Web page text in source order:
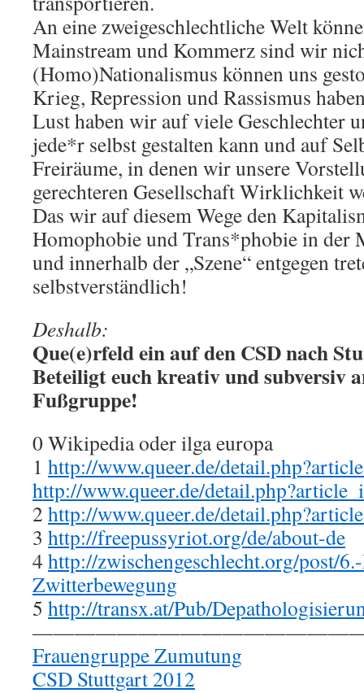
An eine zweigeschlechtliche Welt
Mainstream und Kommerz sind wir
(Homo)Nationalismus können uns
Krieg, Repression und Rassismus
Lust haben wir auf viele Geschlechter
jede*r selbst gestalten kann und auf
Freiräume, in denen wir unsere
gerechteren Gesellschaft Wirklichkeit
Das wir auf diesem Wege den
Homophobie und Trans*phobie in der
und innerhalb der „Szene“ entgegen
selbstverständlich!
Deshalb:
Que(e)rfeld ein auf den CSD nach
Beteiligt euch kreativ und subversiv
Fußgruppe!
0 Wikipedia oder ilga europa
1 http://www.queer.de/
http://www.queer.de/
2 http://www.queer.de/
3 http://freepussyriot.org/de/about-de
4 http://zwischengeschlecht.org/post/
Zwitterbewegung
5 http://transx.at/Pub/
Frauengruppe Zumutung
CSD Stuttgart 2012